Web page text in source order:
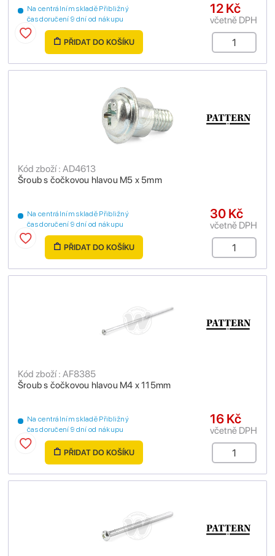
Na centrálním skladě Přibližný
čas doručení 9 dní od nákupu
12 Kč
včetně DPH
PŘIDAT DO KOŠÍKU
Šroub s čočkovou hlavou M5 x 5mm
Kód zboží : AD4613
Na centrálním skladě Přibližný
čas doručení 9 dní od nákupu
30 Kč
včetně DPH
PŘIDAT DO KOŠÍKU
Šroub s čočkovou hlavou M4 x 115mm
Kód zboží : AF8385
Na centrálním skladě Přibližný
čas doručení 9 dní od nákupu
16 Kč
včetně DPH
PŘIDAT DO KOŠÍKU